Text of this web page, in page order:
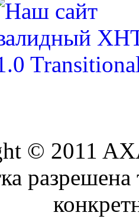
© 2011